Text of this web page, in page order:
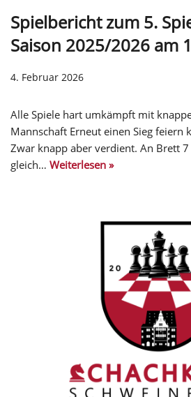
Spielbericht zum 5.
Saison 2025/2026 am
4. Februar 2026
Alle Spiele hart umkämpft mit
Mannschaft Erneut einen Sieg feiern
Zwar knapp aber verdient. An Brett
gleich… Weiterlesen »